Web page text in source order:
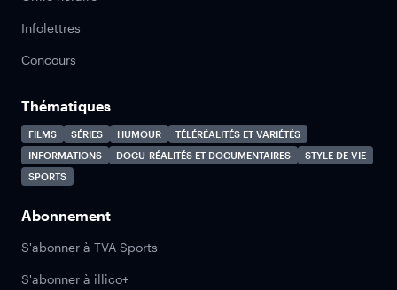
Infolettres
Concours
Thématiques
FILMS SÉRIES HUMOUR
TÉLÉRÉALITÉS ET VARIÉTÉS
INFORMATIONS
DOCU-RÉALITÉS ET DOCUMENTAIRES
STYLE DE VIE
SPORTS
Abonnement
S'abonner à TVA Sports
S'abonner à illico+